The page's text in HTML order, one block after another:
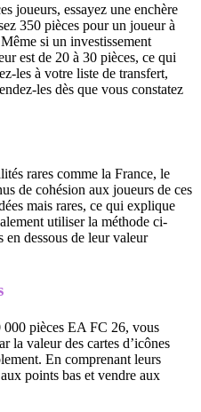
joueurs, essayez une enchère
350 pièces pour un joueur à
si un investissement
est de 20 à 30 pièces, ce qui
les à votre liste de transfert,
les dès que vous constatez
rares comme la France, le
de cohésion aux joueurs de ces
mais rares, ce qui explique
utiliser la méthode ci-
en dessous de leur valeur
000 pièces EA FC 26, vous
la valeur des cartes d’icônes
En comprenant leurs
points bas et vendre aux